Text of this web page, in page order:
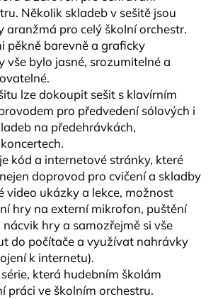
Několik skladeb v sešitě jsou
aranžmá pro celý školní orchestr.
pěkně barevně a graficky
vše bylo jasné, srozumitelné a
lze dokoupit sešit s klavírním
pro předvedení sólových i
na předehrávkách,
kód a internetové stránky, které
doprovod pro cvičení a skladby
video ukázky a lekce, možnost
hry na externí mikrofon, puštění
hry a samozřejmě si vše
do počítače a využívat nahrávky
k internetu).
která hudebním školám
práci ve školním orchestru.